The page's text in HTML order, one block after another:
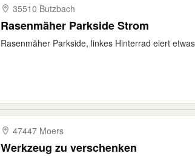
35510 Butzbach
Rasenmäher Parkside Strom
Rasenmäher Parkside, linkes Hinterrad eiert
47447 Moers
Werkzeug zu verschenken